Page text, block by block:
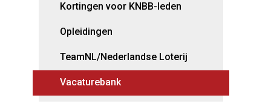
Kortingen voor KNBB-leden
Opleidingen
TeamNL/Nederlandse Loterij
Vacaturebank